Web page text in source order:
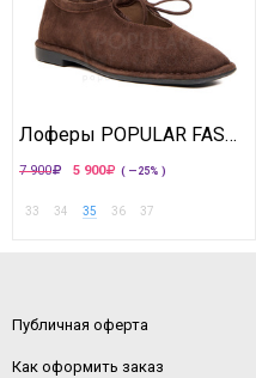
Лоферы POPULAR FASHION
7 900 5 900 ( —25% )
33 34 35 36 37
Публичная оферта
Как оформить заказ